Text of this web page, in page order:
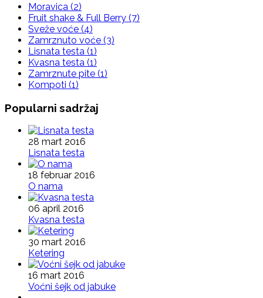
Moravica (2)
Fruit shake & Full Berry (7)
Sveže voće (4)
Zamrznuto voće (3)
Lisnata testa (1)
Kvasna testa (1)
Zamrznute pite (1)
Kompoti (1)
Popularni sadržaj
28 mart 2016
Lisnata testa
18 februar 2016
O nama
06 april 2016
Kvasna testa
30 mart 2016
Ketering
16 mart 2016
Voćni šejk od jabuke